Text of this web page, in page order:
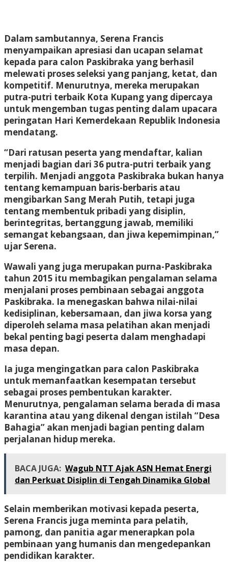
Dalam sambutannya, Serena Francis
menyampaikan apresiasi dan ucapan selamat
kepada para calon Paskibraka yang berhasil
melewati proses seleksi yang panjang, ketat, dan
kompetitif. Menurutnya, mereka merupakan
putra-putri terbaik Kota Kupang yang dipercaya
untuk mengemban tugas penting dalam upacara
peringatan Hari Kemerdekaan Republik Indonesia
mendatang.
“Dari ratusan peserta yang mendaftar, kalian
menjadi bagian dari 36 putra-putri terbaik yang
terpilih. Menjadi anggota Paskibraka bukan hanya
tentang kemampuan baris-berbaris atau
mengibarkan Sang Merah Putih, tetapi juga
tentang membentuk pribadi yang disiplin,
berintegritas, bertanggung jawab, memiliki
semangat kebangsaan, dan jiwa kepemimpinan,”
ujar Serena.
Wawali yang juga merupakan purna-Paskibraka
tahun 2015 itu membagikan pengalaman selama
menjalani proses pembinaan sebagai anggota
Paskibraka. Ia menegaskan bahwa nilai-nilai
kedisiplinan, kebersamaan, dan jiwa korsa yang
diperoleh selama masa pelatihan akan menjadi
bekal penting bagi peserta dalam menghadapi
masa depan.
Ia juga mengingatkan para calon Paskibraka
untuk memanfaatkan kesempatan tersebut
sebagai proses pembentukan karakter.
Menurutnya, pengalaman selama berada di masa
karantina atau yang dikenal dengan istilah “Desa
Bahagia” akan menjadi bagian penting dalam
perjalanan hidup mereka.
BACA JUGA: Wagub NTT Ajak ASN Hemat Energi
dan Perkuat Disiplin di Tengah Dinamika Global
Selain memberikan motivasi kepada peserta,
Serena Francis juga meminta para pelatih,
pamong, dan panitia agar menerapkan pola
pembinaan yang humanis dan mengedepankan
pendidikan karakter.